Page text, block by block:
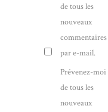
de tous les
nouveaux
commentaires
par e-mail.
Prévenez-moi
de tous les
nouveaux